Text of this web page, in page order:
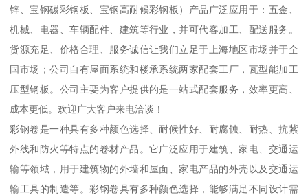
锌、宝钢碳彩钢板、宝钢高耐候彩钢板）产品广泛应用于：五金、
机械、电器、车辆配件、建筑等行业，并可代客加工、配送服务。
货源充足、价格合理、服务诚信让我们立足于上海地区市场并于全
国市场；公司自有屋面系统和楼承系统两家配套工厂，瓦型能加工
压型钢板。公司主要为客户提供的是一站式配套服务，效率更高、
成本更低。欢迎广大客户来电洽谈！
彩钢卷是一种具有多种颜色选择、耐候性好、耐腐蚀、耐热、抗紫
外线和防火等特点的卷材产品。它广泛应用于建筑、家电、交通运
输等领域，用于建筑物的外墙和屋面、家电产品的外壳以及交通运
输工具的制造等。彩钢卷具有多种颜色选择，能够满足不同设计需